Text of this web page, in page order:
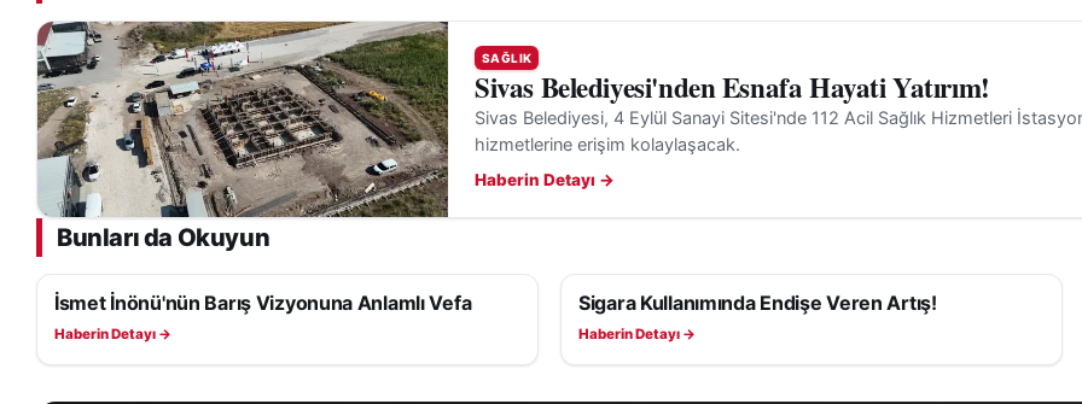
SAĞLIK
Sivas Belediyesi'nden Esnafa Hayati Yatırım!
Sivas Belediyesi, 4 Eylül Sanayi Sitesi'nde 112 Acil Sağlık Hizmetleri
hizmetlerine erişim kolaylaşacak.
Haberin Detayı →
Bunları da Okuyun
SAĞLIK
İsmet İnönü'nün Barış Vizyonuna Anlamlı Vefa
Haberin Detayı →
SAĞLIK
Sigara Kullanımında Endişe Veren Artış!
Haberin Detayı →